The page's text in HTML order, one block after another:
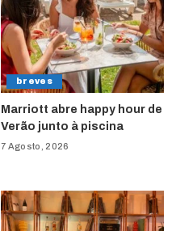
breves
Marriott abre happy hour de
Verão junto à piscina
7 Agosto, 2026